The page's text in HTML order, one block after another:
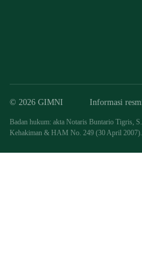
© 2026 GIMNI Informasi
Badan hukum: akta Notaris Buntario Tigris,
Kehakiman & HAM No. 249 (30 April